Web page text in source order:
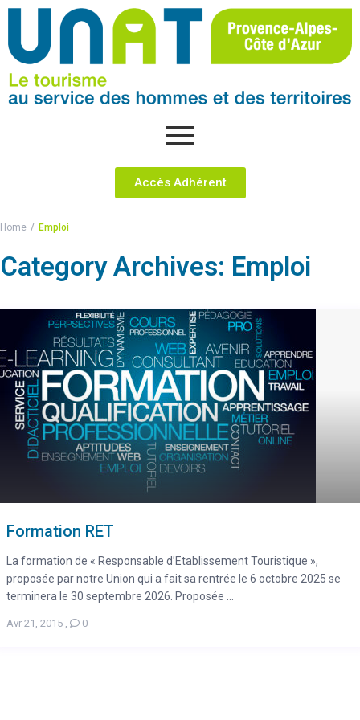
Accès Adhérent
Home Emploi
Category Archives: Emploi
Formation RET
La formation de « Responsable d’Etablissement Touristique »,
proposée par notre Union qui a fait sa rentrée le 6 octobre 2025 se
terminera le 30 septembre 2026. Proposée ...
Avr 21, 2015 0